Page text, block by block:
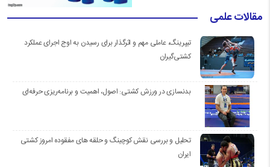
مقالات علمی
تیپرینگ، عاملی مهم و اثرگذار برای رسیدن به اوج اجرای عملکرد
کشتی‌گیران
بدنسازی در ورزش کشتی: اصول، اهمیت و برنامه‌ریزی حرفه‌ای
تحلیل و بررسی نقش کوچینگ و حلقه های مفقوده امروز کشتی
ایران